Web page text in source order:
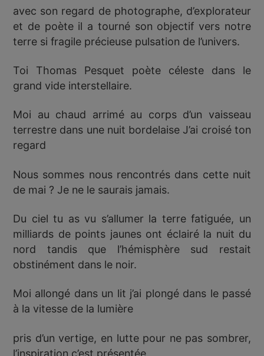
avec son regard de photographe, d’explorateur
et de poète il a tourné son objectif vers notre
terre si fragile précieuse pulsation de l’univers.
Toi Thomas Pesquet poète céleste dans le
grand vide interstellaire.
Moi au chaud arrimé au corps d’un vaisseau
terrestre dans une nuit bordelaise J’ai croisé ton
regard
Nous sommes nous rencontrés dans cette nuit
de mai ? Je ne le saurais jamais.
Du ciel tu as vu s’allumer la terre fatiguée, un
milliards de points jaunes ont éclairé la nuit du
nord tandis que l’hémisphère sud restait
obstinément dans le noir.
Moi allongé dans un lit j’ai plongé dans le passé
à la vitesse de la lumière
pris d’un vertige, en lutte pour ne pas sombrer,
l’inspiration c’est présentée